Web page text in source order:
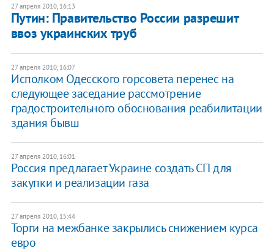
27 апреля 2010, 16:13
Путин: Правительство России разрешит
ввоз украинских труб
27 апреля 2010, 16:07
Исполком Одесского горсовета перенес на
следующее заседание рассмотрение
градостроительного обоснования реабилитации
здания бывш
27 апреля 2010, 16:01
Россия предлагает Украине создать СП для
закупки и реализации газа
27 апреля 2010, 15:44
Торги на межбанке закрылись снижением курса
евро